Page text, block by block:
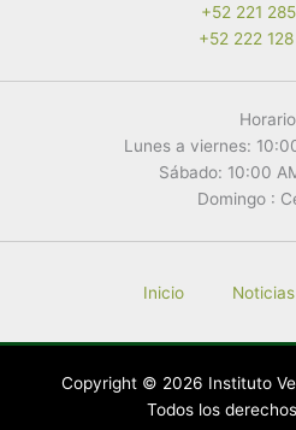
+52 221
+52 222
Lunes a viernes:
Sábado: 10:00
Domingo :
Inicio Noticias
Copyright © 2026 Instituto
Todos los